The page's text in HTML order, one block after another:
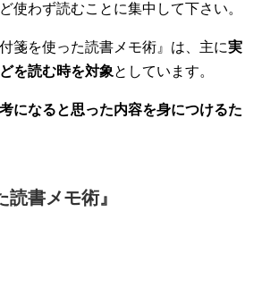
使わず読むことに集中して下さい。
箋を使った読書メモ術』は、主に実
を読む時を対象としています。
になると思った内容を身につけるた
読書メモ術』